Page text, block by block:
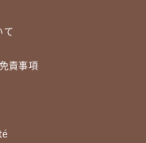
て
責事項